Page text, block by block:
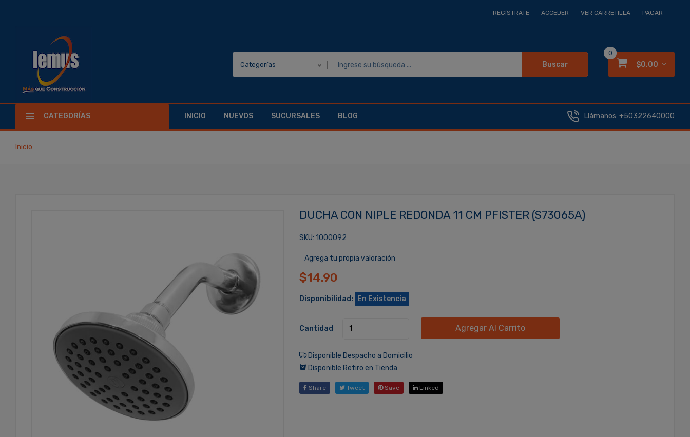
REGÍSTRATE ACCEDER VER CARRETILLA PAGAR
Categorías Buscar $0.00
0
CATEGORÍAS INICIO NUEVOS SUCURSALES BLOG Llámanos: +50322640000
Inicio
DUCHA CON NIPLE REDONDA 11 CM PFISTER (S73065A)
SKU: 1000092
Agrega tu propia valoración
$14.90
Disponibilidad: En Existencia
Cantidad Agregar Al Carrito
Disponible Despacho a Domicilio
Disponible Retiro en Tienda
Share Tweet Save Linked